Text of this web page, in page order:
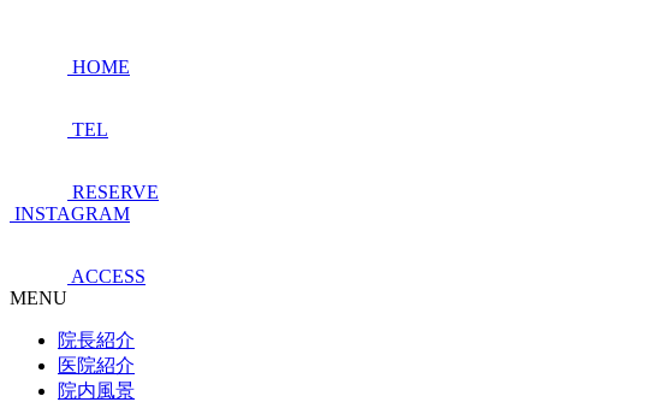
HOME
TEL
RESERVE
INSTAGRAM
ACCESS
MENU
院長紹介
医院紹介
院内風景